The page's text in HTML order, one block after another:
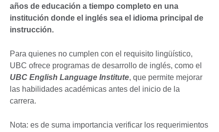
años de educación a tiempo completo en una
institución donde el inglés sea el idioma principal de
instrucción.
Para quienes no cumplen con el requisito lingüístico,
UBC ofrece programas de desarrollo de inglés, como el
UBC English Language Institute, que permite mejorar
las habilidades académicas antes del inicio de la
carrera.
Nota: es de suma importancia verificar los requerimientos